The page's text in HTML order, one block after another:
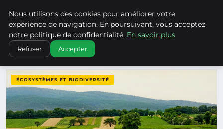
Climatechangenebraska -
CLIMATECHANGENEBRASKA
DERNIERS ARTICLES
ÉCOSYSTÈMES ET BIODIVERSITÉ
Nous utilisons des cookies pour améliorer votre
expérience de navigation. En poursuivant, vous acceptez
notre politique de confidentialité. En savoir plus
Refuser Accepter